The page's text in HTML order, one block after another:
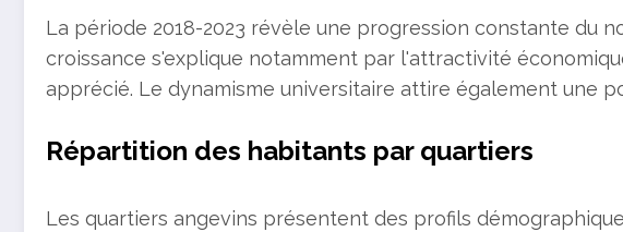
La période 2018-2023 révèle une progression constante du
croissance s'explique notamment par l'attractivité
apprécié. Le dynamisme universitaire attire également une
Répartition des habitants par quartiers
Les quartiers angevins présentent des profils